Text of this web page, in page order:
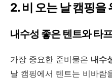
2. 비 오는 날 캠핑을
내수성 좋은 텐트와 타프
가장 중요한 준비물은 내수
날 캠핑에서 텐트는 비바람